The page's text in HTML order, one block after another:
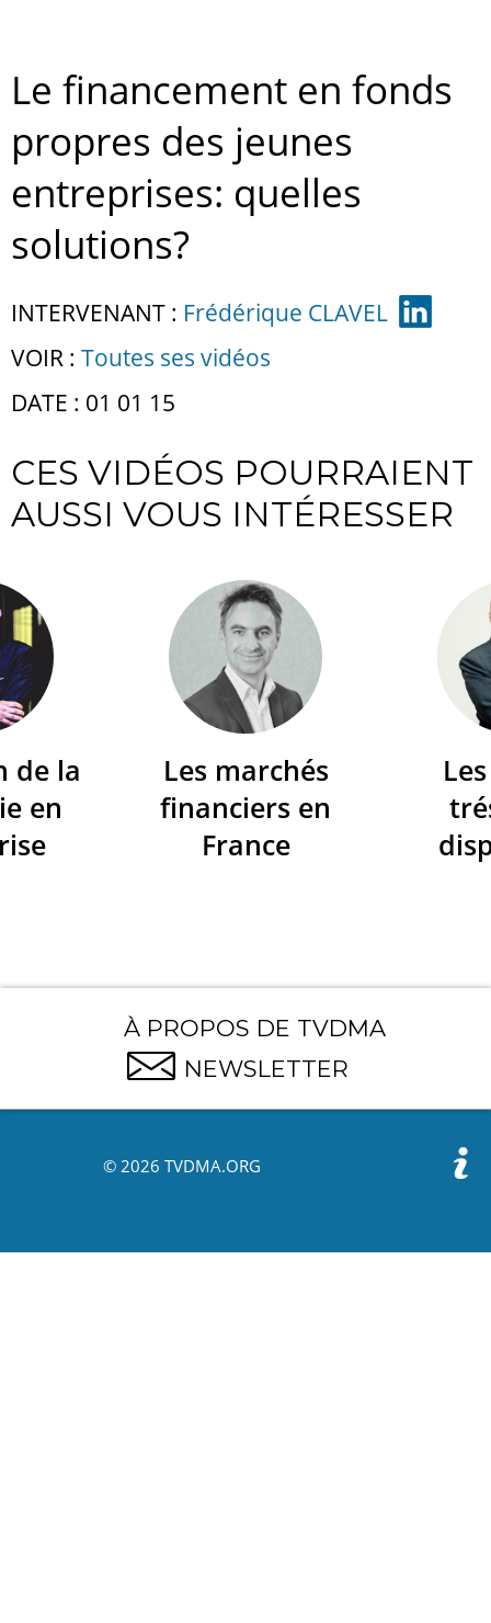
Le financement en fonds
propres des jeunes
entreprises: quelles
solutions?
INTERVENANT : Frédérique CLAVEL
VOIR : Toutes ses vidéos
DATE : 01 01 15
CES VIDÉOS POURRAIENT
AUSSI VOUS INTÉRESSER
de la
en
Les marchés
financiers en
France
À PROPOS DE TVDMA
NEWSLETTER
© 2026 TVDMA.ORG